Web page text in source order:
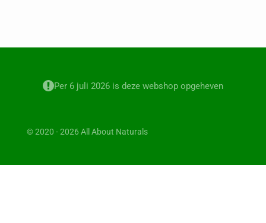
Per 6 juli 2026 is deze webshop opgeheven
© 2020 - 2026 All About Naturals